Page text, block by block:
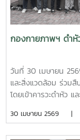
บรรยายและให้ข้อมูล
เขียว (Green
ประชุมรวงผึ้ง ชั้น 5 อ
ประชุม คณะศึกษาดูงา
แวดล้อมของมหาวิทยา
กองกายภาพฯ ดำหั
วันที่ 30 เมษายน
และสิ่งแวดล้อม ร่วม
โดยเข้าคารวะดำหัว
ณ บ้านเอื้องไพลิน
30 เมษายน 2569 |